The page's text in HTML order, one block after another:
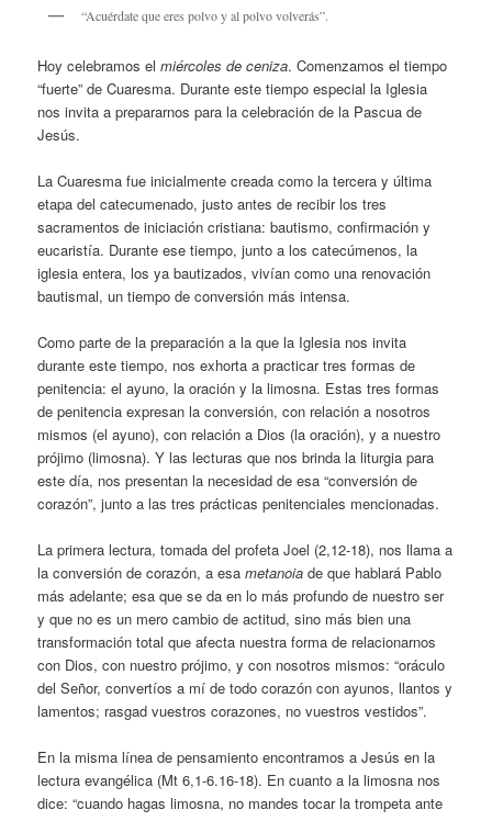
“Acuérdate que eres polvo y al polvo volverás”.
Hoy celebramos elmiércoles de ceniza. Comenzamos el tiempo
“fuerte” de Cuaresma. Durante este tiempo especial la Iglesia
nos invita a prepararnos para la celebración de la Pascua de
Jesús.
La Cuaresma fue inicialmente creada como la tercera y última
etapa del catecumenado, justo antes de recibir los tres
sacramentos de iniciación cristiana: bautismo, confirmación y
eucaristía. Durante ese tiempo, junto a los catecúmenos, la
iglesia entera, los ya bautizados, vivían como una renovación
bautismal, un tiempo de conversión más intensa.
Como parte de la preparación a la que la Iglesia nos invita
durante este tiempo, nos exhorta a practicar tres formas de
penitencia: el ayuno, la oración y la limosna. Estas tres formas
de penitencia expresan la conversión, con relación a nosotros
mismos (el ayuno), con relación a Dios (la oración), y a nuestro
prójimo (limosna). Y las lecturas que nos brinda la liturgia para
este día, nos presentan la necesidad de esa “conversión de
corazón”, junto a las tres prácticas penitenciales mencionadas.
La primera lectura, tomada del profeta Joel (2,12-18), nos llama a
la conversión de corazón, a esametanoia de que hablará Pablo
más adelante; esa que se da en lo más profundo de nuestro ser
y que no es un mero cambio de actitud, sino más bien una
transformación total que afecta nuestra forma de relacionarnos
con Dios, con nuestro prójimo, y con nosotros mismos: “oráculo
del Señor, convertíos a mí de todo corazón con ayunos, llantos y
lamentos; rasgad vuestros corazones, no vuestros vestidos”.
En la misma línea de pensamiento encontramos a Jesús en la
lectura evangélica (Mt 6,1-6.16-18). En cuanto a la limosna nos
dice: “cuando hagas limosna, no mandes tocar la trompeta ante